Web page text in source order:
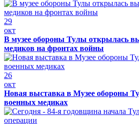
29
окт
В музее обороны Тулы открылась
медиков на фронтах войны
26
окт
Новая выставка в Музее обороны
военных медиках